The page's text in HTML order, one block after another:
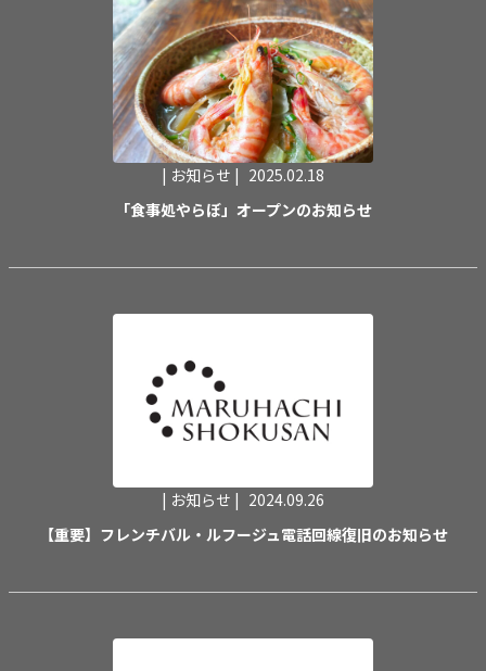
| お知らせ | 2025.02.18
「食事処やらぼ」オープンのお知らせ
| お知らせ | 2024.09.26
【重要】フレンチバル・ルフージュ電話回線復旧のお知らせ